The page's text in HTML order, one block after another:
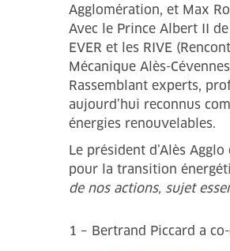
Agglomération, et Max
Avec le Prince Albert II
EVER et les RIVE
Mécanique Alès-
Rassemblant experts,
aujourd’hui reconnus
énergies renouvelables.
Le président d’Alès
pour la transition
de nos actions, sujet
1 – Bertrand Piccard a